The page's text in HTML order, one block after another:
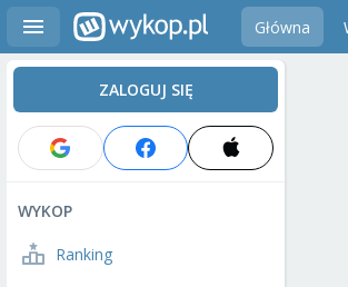
Główna
ZALOGUJ SIĘ
WYKOP
Ranking